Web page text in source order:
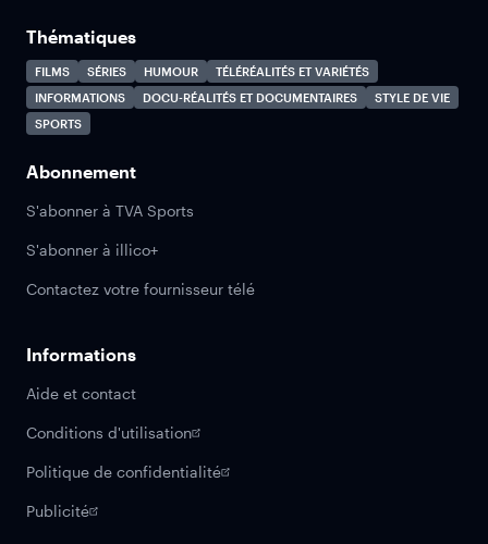
Thématiques
FILMS SÉRIES HUMOUR
TÉLÉRÉALITÉS ET VARIÉTÉS
INFORMATIONS
DOCU-RÉALITÉS ET DOCUMENTAIRES
STYLE DE VIE
SPORTS
Abonnement
S'abonner à TVA Sports
S'abonner à illico+
Contactez votre fournisseur télé
Informations
Aide et contact
Conditions d'utilisation
Politique de confidentialité
Publicité